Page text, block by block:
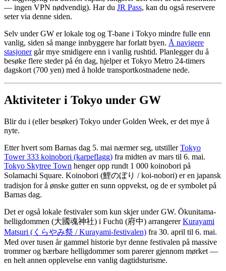
— ingen VPN nødvendig). Har du JR Pass, kan du også reservere
seter via denne siden.
Selv under GW er lokale tog og T-bane i Tokyo mindre fulle enn
vanlig, siden så mange innbyggere har forlatt byen. Å navigere
stasjonergår mye smidigere enn i vanlig rushtid. Planlegger du å
besøke flere steder på én dag, hjelper et Tokyo Metro 24-timers
dagskort (700 yen) med å holde transportkostnadene nede.
Aktiviteter i Tokyo under GW
Blir du i (eller besøker) Tokyo under Golden Week, er det mye å
nyte.
Etter hvert som Barnas dag 5. mai nærmer seg, utstillerTokyo
Tower 333 koinobori (karpeflagg) fra midten av mars til 6. mai.
Tokyo Skytree Town henger opp rundt 1 000 koinobori på
Solamachi Square. Koinobori (鯉のぼり / koi-nobori) er en japansk
tradisjon for å ønske gutter en sunn oppvekst, og de er symbolet på
Barnas dag.
Det er også lokale festivaler som kun skjer under GW. Ōkunitama-
helligdommen (大國魂神社) i Fuchū (府中) arrangererKurayami
Matsuri (くらやみ祭 / Kurayami-festivalen) fra 30. april til 6. mai.
Med over tusen år gammel historie byr denne festivalen på massive
trommer og bærbare helligdommer som parerer gjennom mørket —
en helt annen opplevelse enn vanlig dagtidsturisme.